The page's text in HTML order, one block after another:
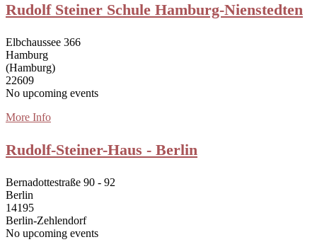
Rudolf Steiner Schule Hamburg-Nienstedten
Elbchaussee 366
Hamburg
(Hamburg)
22609
No upcoming events
More Info
Rudolf-Steiner-Haus - Berlin
Bernadottestraße 90 - 92
Berlin
14195
Berlin-Zehlendorf
No upcoming events